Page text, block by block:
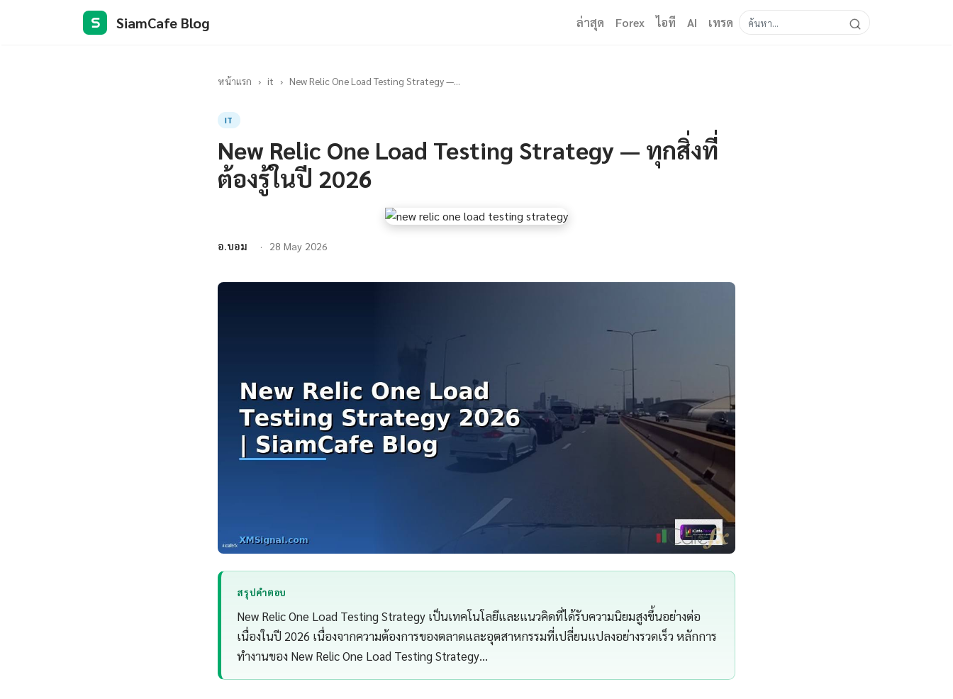
S SiamCafe Blog ล่าสุด Forex ไอที AI เทรด
หน้าแรก › it › New Relic One Load Testing Strategy —...
IT
New Relic One Load Testing Strategy — ทุกสิ่งที่
ต้องรู้ในปี 2026
อ.บอม 28 May 2026
สรุปคำตอบ
New Relic One Load Testing Strategy เป็นเทคโนโลยีและแนวคิดที่ได้รับความนิยมสูงขึ้นอย่างต่อ
เนื่องในปี 2026 เนื่องจากความต้องการของตลาดและอุตสาหกรรมที่เปลี่ยนแปลงอย่างรวดเร็ว หลักการ
ทำงานของ New Relic One Load Testing Strategy…